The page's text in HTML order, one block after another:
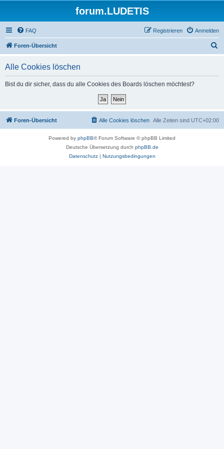
forum.LUDETIS
FAQ Anmelden
Registrieren
Foren-Übersicht
Alle Cookies löschen
Bist du dir sicher, dass du alle Cookies des Boards löschen möchtest?
Foren-Übersicht Alle Zeiten sind UTC+02:00
Alle Cookies löschen
Powered by phpBB® Forum Software © phpBB Limited
Deutsche Übersetzung durch phpBB.de
Datenschutz| Nutzungsbedingungen